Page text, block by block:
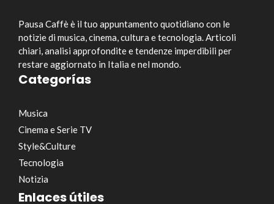
Pausa Caffè è il tuo appuntamento quotidiano con le
notizie di musica, cinema, cultura e tecnologia. Articoli
chiari, analisi approfondite e tendenze imperdibili per
restare aggiornato in Italia e nel mondo.
Categorías
Musica
Cinema e Serie TV
Style&Culture
Tecnologia
Notizia
Enlaces útiles